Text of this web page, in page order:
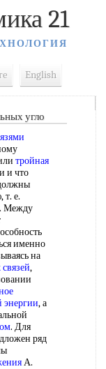
21
English
угло
тройная
и что
т. е.
. Между
именно
на
,
энергии, а
. Для
ряд
А.